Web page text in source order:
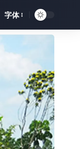
Font
Resizer
字体